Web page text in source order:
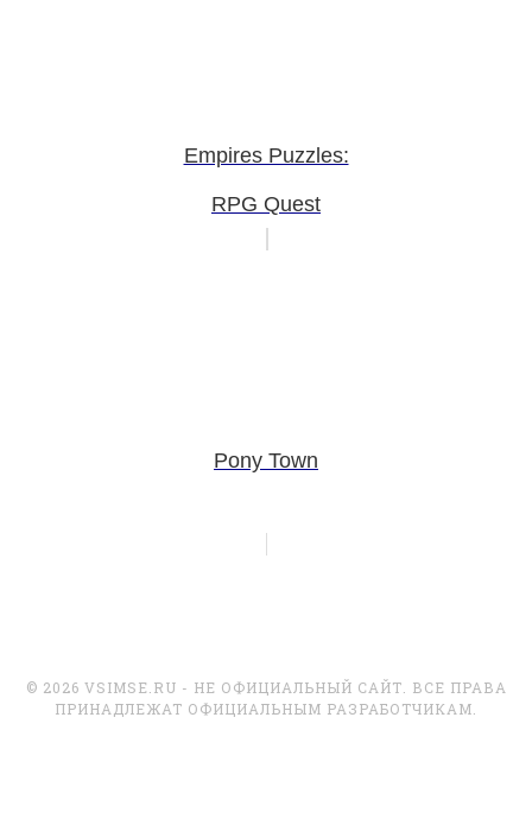
Empires Puzzles:
RPG Quest
Pony Town
© 2026 VSIMSE.RU - НЕ ОФИЦИАЛЬНЫЙ САЙТ. ВСЕ ПРАВА
ПРИНАДЛЕЖАТ ОФИЦИАЛЬНЫМ РАЗРАБОТЧИКАМ.